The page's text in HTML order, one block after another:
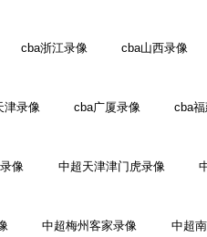
cba浙江录像 cba山西录像
津录像 cba广厦录像 cba
像 中超天津津门虎录像
中超梅州客家录像 中超